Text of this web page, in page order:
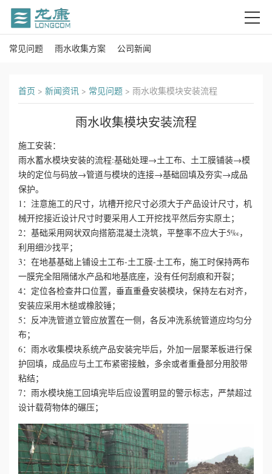
首
关
我
们
产
品
心
工
程
案
例
新
闻
常见问题 雨水收集方案 公司新闻
首页 > 新闻资讯 > 常见问题 > 雨水收集模块安装流程
雨水收集模块安装流程
施工安装：
雨水蓄水模块安装的流程:基础处理→土工布、土工膜铺装→模
块的定位与码放→管道与模块的连接→基础回填及夯实→成品
保护。
1：注意施工的尺寸，坑槽开挖尺寸必须大于产品设计尺寸，机
械开挖接近设计尺寸时要采用人工开挖找平然后夯实原土；
2：基础采用网状双向搭筋混凝土浇筑，平整率不应大于5‰，
利用细沙找平；
3：在地基基础上铺设土工布-土工膜-土工布，施工时保持两布
一膜完全阻隔储水产品和地基底座，没有任何刮痕和开裂；
4：定位各检查井口位置，垂直重叠安装模块，保持左右对齐，
安装应采用木槌或橡胶锤；
5：反冲洗管道立管应放置在一侧，各反冲洗系统管道应均匀分
布；
6：雨水收集模块系统产品安装完毕后，外加一层聚苯板进行保
护回填，成品应与土工布紧密接触，多余或者重叠部分用胶带
粘结；
7：雨水模块施工回填完毕后应设置明显的警示标志，严禁超过
设计载荷物体的碾压；